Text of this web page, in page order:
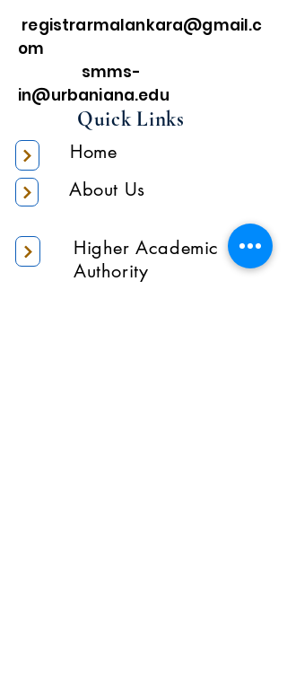
registrarmalankara@gmail.c
om
smms-
in@urbaniana.edu
Quick Links
Home
About Us
Higher Academic
Authority